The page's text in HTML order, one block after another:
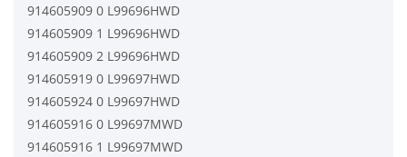
914605909 0 L99696HWD
914605909 1 L99696HWD
914605909 2 L99696HWD
914605919 0 L99697HWD
914605924 0 L99697HWD
914605916 0 L99697MWD
914605916 1 L99697MWD